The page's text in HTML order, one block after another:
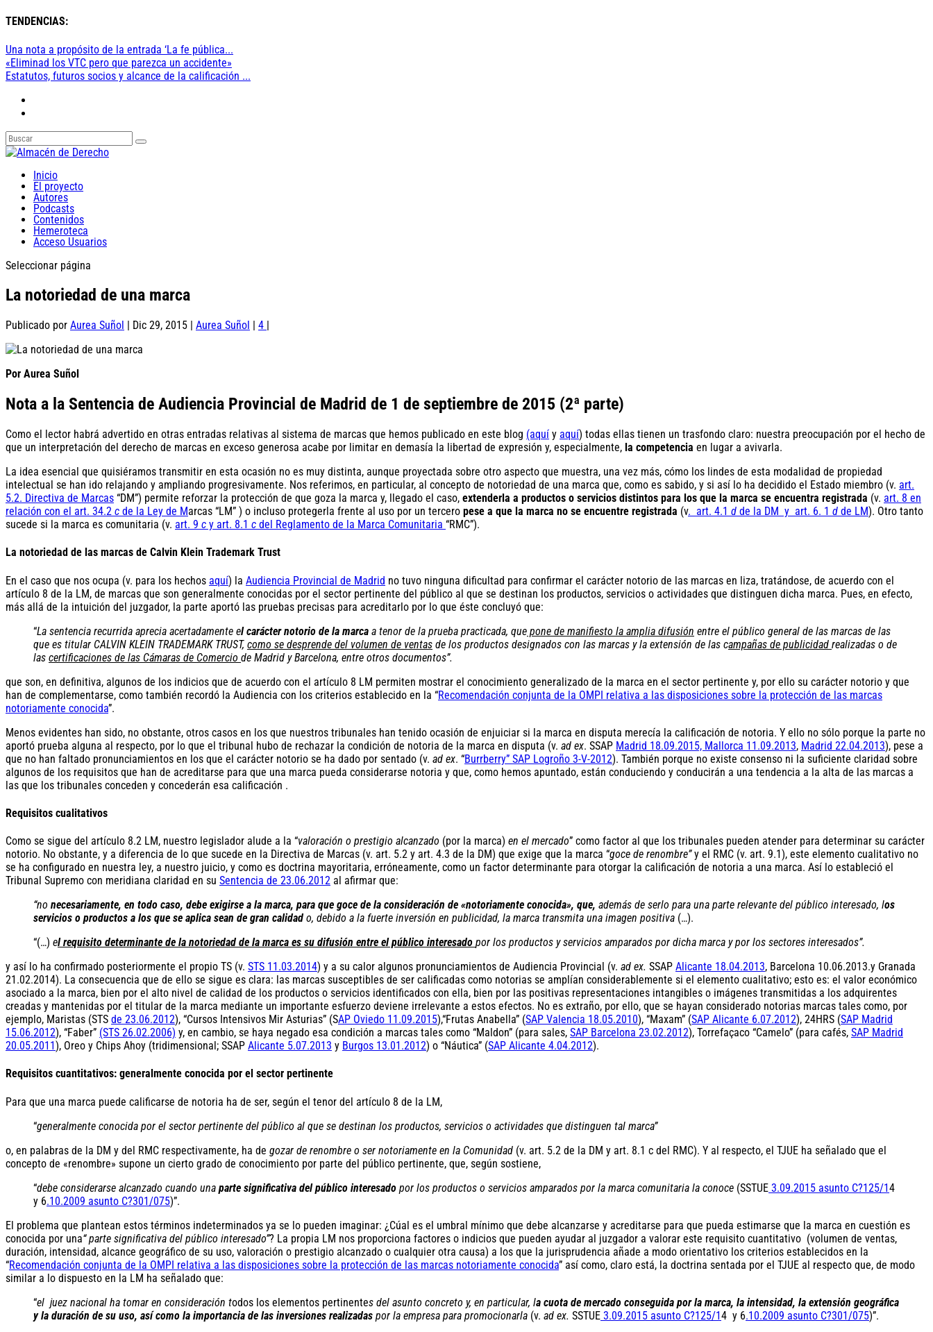
TENDENCIAS:
Una nota a propósito de la entrada ‘La fe pública...
«Eliminad los VTC pero que parezca un accidente»
Estatutos, futuros socios y alcance de la calificación ...
Inicio
El proyecto
Autores
Podcasts
Contenidos
Hemeroteca
Acceso Usuarios
Seleccionar página
La notoriedad de una marca
Publicado por Aurea Suñol Dic 29, 2015 Aurea Suñol 4
Por Aurea Suñol
Nota a la Sentencia de Audiencia Provincial de Madrid de 1 de septiembre de 2015 (2ª parte)
Como el lector habrá advertido en otras entradas relativas al sistema de marcas que hemos publicado en este blog (aquí y aquí) todas ellas tienen un trasfondo claro: nuestra preocupación por el hecho de
que un interpretación del derecho de marcas en exceso generosa acabe por limitar en demasía la libertad de expresión y, especialmente, la competencia en lugar a avivarla.
La idea esencial que quisiéramos transmitir en esta ocasión no es muy distinta, aunque proyectada sobre otro aspecto que muestra, una vez más, cómo los lindes de esta modalidad de propiedad
intelectual se han ido relajando y ampliando progresivamente. Nos referimos, en particular, al concepto de notoriedad de una marca que, como es sabido, y si así lo ha decidido el Estado miembro (v. art.
5.2. Directiva de Marcas “DM”) permite reforzar la protección de que goza la marca y, llegado el caso, extenderla a productos o servicios distintos para los que la marca se encuentra registrada (v. art. 8 en
relación con el art. 34.2 c de la Ley de Marcas “LM” ) o incluso protegerla frente al uso por un tercero pese a que la marca no se encuentre registrada (v. art. 4.1 d de la DM y art. 6. 1 d de LM). Otro tanto
sucede si la marca es comunitaria (v. art. 9 c y art. 8.1 c del Reglamento de la Marca Comunitaria “RMC”).
La notoriedad de las marcas de Calvin Klein Trademark Trust
En el caso que nos ocupa (v. para los hechos aquí) la Audiencia Provincial de Madrid no tuvo ninguna dificultad para confirmar el carácter notorio de las marcas en liza, tratándose, de acuerdo con el
artículo 8 de la LM, de marcas que son generalmente conocidas por el sector pertinente del público al que se destinan los productos, servicios o actividades que distinguen dicha marca. Pues, en efecto,
más allá de la intuición del juzgador, la parte aportó las pruebas precisas para acreditarlo por lo que éste concluyó que:
“La sentencia recurrida aprecia acertadamente el carácter notorio de la marca a tenor de la prueba practicada, que pone de manifiesto la amplia difusión entre el público general de las marcas de las
que es titular CALVIN KLEIN TRADEMARK TRUST, como se desprende del volumen de ventas de los productos designados con las marcas y la extensión de las campañas de publicidad realizadas o de
las certificaciones de las Cámaras de Comercio de Madrid y Barcelona, entre otros documentos”.
que son, en definitiva, algunos de los indicios que de acuerdo con el artículo 8 LM permiten mostrar el conocimiento generalizado de la marca en el sector pertinente y, por ello su carácter notorio y que
han de complementarse, como también recordó la Audiencia con los criterios establecido en la “Recomendación conjunta de la OMPI relativa a las disposiciones sobre la protección de las marcas
notoriamente conocida”.
Menos evidentes han sido, no obstante, otros casos en los que nuestros tribunales han tenido ocasión de enjuiciar si la marca en disputa merecía la calificación de notoria. Y ello no sólo porque la parte no
aportó prueba alguna al respecto, por lo que el tribunal hubo de rechazar la condición de notoria de la marca en disputa (v. ad ex. SSAP Madrid 18.09.2015, Mallorca 11.09.2013, Madrid 22.04.2013), pese a
que no han faltado pronunciamientos en los que el carácter notorio se ha dado por sentado (v. ad ex. “Burrberry” SAP Logroño 3-V-2012). También porque no existe consenso ni la suficiente claridad sobre
algunos de los requisitos que han de acreditarse para que una marca pueda considerarse notoria y que, como hemos apuntado, están conduciendo y conducirán a una tendencia a la alta de las marcas a
las que los tribunales conceden y concederán esa calificación .
Requisitos cualitativos
Como se sigue del artículo 8.2 LM, nuestro legislador alude a la “valoración o prestigio alcanzado (por la marca) en el mercado” como factor al que los tribunales pueden atender para determinar su carácter
notorio. No obstante, y a diferencia de lo que sucede en la Directiva de Marcas (v. art. 5.2 y art. 4.3 de la DM) que exige que la marca “goce de renombre”y el RMC (v. art. 9.1), este elemento cualitativo no
se ha configurado en nuestra ley, a nuestro juicio, y como es doctrina mayoritaria, erróneamente, como un factor determinante para otorgar la calificación de notoria a una marca. Así lo estableció el
Tribunal Supremo con meridiana claridad en su Sentencia de 23.06.2012 al afirmar que:
“no necesariamente, en todo caso, debe exigirse a la marca, para que goce de la consideración de «notoriamente conocida», que, además de serlo para una parte relevante del público interesado, los
servicios o productos a los que se aplica sean de gran calidad o, debido a la fuerte inversión en publicidad, la marca transmita una imagen positiva (…).
“(…) el requisito determinante de la notoriedad de la marca es su difusión entre el público interesado por los productos y servicios amparados por dicha marca y por los sectores interesados”.
y así lo ha confirmado posteriormente el propio TS (v. STS 11.03.2014) y a su calor algunos pronunciamientos de Audiencia Provincial (v. ad ex. SSAP Alicante 18.04.2013, Barcelona 10.06.2013.y Granada
21.02.2014). La consecuencia que de ello se sigue es clara: las marcas susceptibles de ser calificadas como notorias se amplían considerablemente si el elemento cualitativo; esto es: el valor económico
asociado a la marca, bien por el alto nivel de calidad de los productos o servicios identificados con ella, bien por las positivas representaciones intangibles o imágenes transmitidas a los adquirentes
creadas y mantenidas por el titular de la marca mediante un importante esfuerzo deviene irrelevante a estos efectos. No es extraño, por ello, que se hayan considerado notorias marcas tales como, por
ejemplo, Maristas (STS de 23.06.2012), “Cursos Intensivos Mir Asturias” (SAP Oviedo 11.09.2015),“Frutas Anabella” (SAP Valencia 18.05.2010), “Maxam” (SAP Alicante 6.07.2012), 24HRS (SAP Madrid
15.06.2012), “Faber” (STS 26.02.2006) y, en cambio, se haya negado esa condición a marcas tales como “Maldon” (para sales, SAP Barcelona 23.02.2012), Torrefaçaco “Camelo” (para cafés, SAP Madrid
20.05.2011), Oreo y Chips Ahoy (tridimensional; SSAP Alicante 5.07.2013 y Burgos 13.01.2012) o “Náutica” (SAP Alicante 4.04.2012).
Requisitos cuantitativos: generalmente conocida por el sector pertinente
Para que una marca puede calificarse de notoria ha de ser, según el tenor del artículo 8 de la LM,
“generalmente conocida por el sector pertinente del público al que se destinan los productos, servicios o actividades que distinguen tal marca”
o, en palabras de la DM y del RMC respectivamente, ha de gozar de renombre o ser notoriamente en la Comunidad (v. art. 5.2 de la DM y art. 8.1 c del RMC). Y al respecto, el TJUE ha señalado que el
concepto de «renombre» supone un cierto grado de conocimiento por parte del público pertinente, que, según sostiene,
“debe considerarse alcanzado cuando una parte significativa del público interesado por los productos o servicios amparados por la marca comunitaria la conoce (SSTUE 3.09.2015 asunto C?125/14
y 6.10.2009 asunto C?301/075)”.
El problema que plantean estos términos indeterminados ya se lo pueden imaginar: ¿Cúal es el umbral mínimo que debe alcanzarse y acreditarse para que pueda estimarse que la marca en cuestión es
conocida por una“ parte significativa del público interesado”? La propia LM nos proporciona factores o indicios que pueden ayudar al juzgador a valorar este requisito cuantitativo (volumen de ventas,
duración, intensidad, alcance geográfico de su uso, valoración o prestigio alcanzado o cualquier otra causa) a los que la jurisprudencia añade a modo orientativo los criterios establecidos en la
“Recomendación conjunta de la OMPI relativa a las disposiciones sobre la protección de las marcas notoriamente conocida” así como, claro está, la doctrina sentada por el TJUE al respecto que, de modo
similar a lo dispuesto en la LM ha señalado que:
“el juez nacional ha tomar en consideración todos los elementos pertinentes del asunto concreto y, en particular, la cuota de mercado conseguida por la marca, la intensidad, la extensión geográfica
y la duración de su uso, así como la importancia de las inversiones realizadas por la empresa para promocionarla (v. ad ex. SSTUE 3.09.2015 asunto C?125/14 y 6.10.2009 asunto C?301/075)”.